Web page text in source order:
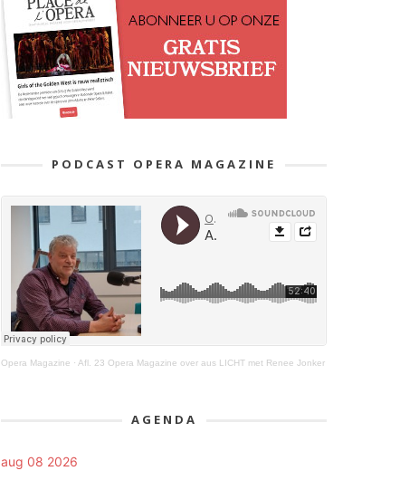
PODCAST OPERA MAGAZINE
Opera Magazine · Afl. 23 Opera Magazine over aus LICHT met Renee Jonker
AGENDA
aug 08 2026